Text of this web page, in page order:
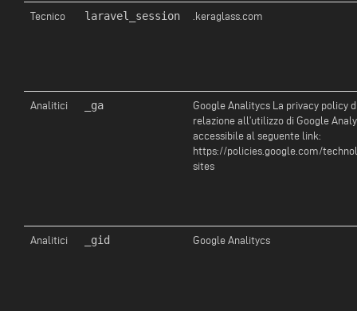
Tecnico laravel_session .keraglass.com
Analitici _ga
Google Analitycs La privacy policy
relazione all’utilizzo di Google
accessibile al seguente link:
https://policies.google.com/
sites
Analitici _gid Google Analitycs